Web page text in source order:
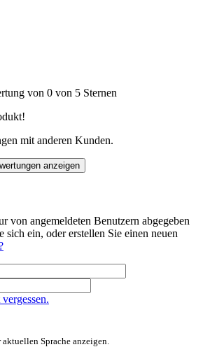
von 0 von 5 Sternen
mit anderen Kunden.
anzeigen
von angemeldeten Benutzern abgegeben
sich ein, oder erstellen Sie einen neuen
Sprache anzeigen.